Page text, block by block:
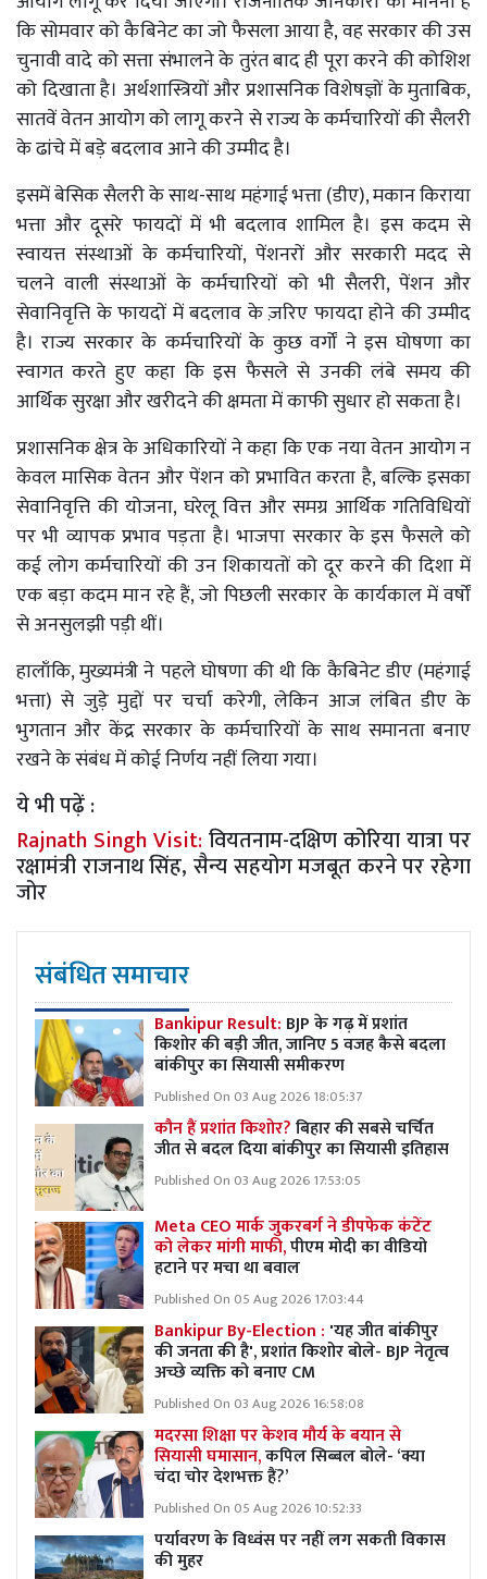
कि सोमवार को कैबिनेट का जो फैसला आया है, वह सरकार की उस
चुनावी वादे को सत्ता संभालने के तुरंत बाद ही पूरा करने की कोशिश
को दिखाता है। अर्थशास्त्रियों और प्रशासनिक विशेषज्ञों के मुताबिक,
सातवें वेतन आयोग को लागू करने से राज्य के कर्मचारियों की सैलरी
के ढांचे में बड़े बदलाव आने की उम्मीद है।
इसमें बेसिक सैलरी के साथ-साथ महंगाई भत्ता (डीए), मकान किराया
भत्ता और दूसरे फायदों में भी बदलाव शामिल है। इस कदम से
स्वायत्त संस्थाओं के कर्मचारियों, पेंशनरों और सरकारी मदद से
चलने वाली संस्थाओं के कर्मचारियों को भी सैलरी, पेंशन और
सेवानिवृत्ति के फायदों में बदलाव के ज़रिए फायदा होने की उम्मीद
है। राज्य सरकार के कर्मचारियों के कुछ वर्गों ने इस घोषणा का
स्वागत करते हुए कहा कि इस फैसले से उनकी लंबे समय की
आर्थिक सुरक्षा और खरीदने की क्षमता में काफी सुधार हो सकता है।
प्रशासनिक क्षेत्र के अधिकारियों ने कहा कि एक नया वेतन आयोग न
केवल मासिक वेतन और पेंशन को प्रभावित करता है, बल्कि इसका
सेवानिवृत्ति की योजना, घरेलू वित्त और समग्र आर्थिक गतिविधियों
पर भी व्यापक प्रभाव पड़ता है। भाजपा सरकार के इस फैसले को
कई लोग कर्मचारियों की उन शिकायतों को दूर करने की दिशा में
एक बड़ा कदम मान रहे हैं, जो पिछली सरकार के कार्यकाल में वर्षों
से अनसुलझी पड़ी थीं।
हालाँकि, मुख्यमंत्री ने पहले घोषणा की थी कि कैबिनेट डीए (महंगाई
भत्ता) से जुड़े मुद्दों पर चर्चा करेगी, लेकिन आज लंबित डीए के
भुगतान और केंद्र सरकार के कर्मचारियों के साथ समानता बनाए
रखने के संबंध में कोई निर्णय नहीं लिया गया।
ये भी पढ़ें :
Rajnath Singh Visit:वियतनाम-दक्षिण कोरिया यात्रा पर
रक्षामंत्री राजनाथ सिंह, सैन्य सहयोग मजबूत करने पर रहेगा
जोर
संबंधित समाचार
Bankipur Result: BJP के गढ़ में प्रशांत
किशोर की बड़ी जीत, जानिए 5 वजह कैसे बदला
बांकीपुर का सियासी समीकरण
Published On 03 Aug 2026 18:05:37
कौन हैं प्रशांत किशोर?बिहार की सबसे चर्चित
जीत से बदल दिया बांकीपुर का सियासी इतिहास
Published On 03 Aug 2026 17:53:05
Meta CEO मार्क जुकरबर्ग ने डीपफेक कंटेंट
को लेकर मांगी माफी,पीएम मोदी का वीडियो
हटाने पर मचा था बवाल
Published On 05 Aug 2026 17:03:44
Bankipur By-Election : 'यह जीत बांकीपुर
की जनता की है', प्रशांत किशोर बोले- BJP नेतृत्व
अच्छे व्यक्ति को बनाए CM
Published On 03 Aug 2026 16:58:08
मदरसा शिक्षा पर केशव मौर्य के बयान से
सियासी घमासान,कपिल सिब्बल बोले- ‘क्या
चंदा चोर देशभक्त हैं?’
Published On 05 Aug 2026 10:52:33
पर्यावरण के विध्वंस पर नहीं लग सकती विकास
की मुहर